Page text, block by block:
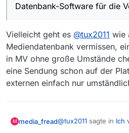
Datenbank-Software für die
Vielleicht geht es @tux2011 wie
Mediendatenbank vermissen,
in MV ohne große Umstände
eine Sendung schon auf der
externen einfach nur
M media_fread@tux2011 sagte in Ich